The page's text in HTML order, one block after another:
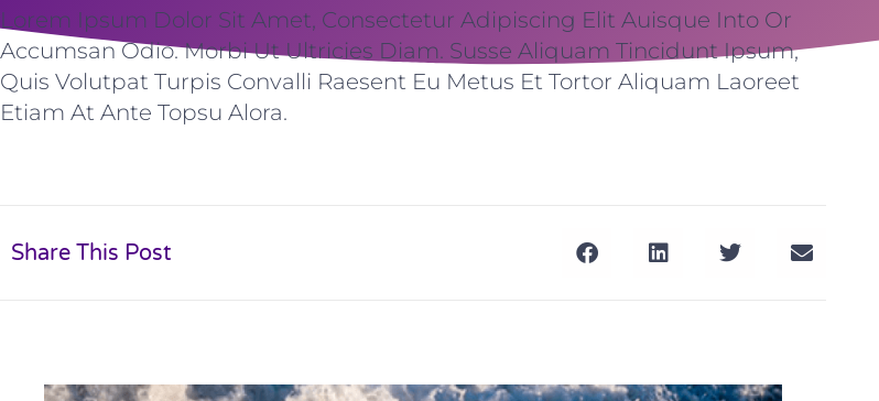
Lorem Ipsum Dolor Sit Amet, Consectetur Adipiscing Elit Auisque Into Or
Accumsan Odio. Morbi Ut Ultricies Diam. Susse Aliquam Tincidunt Ipsum,
Quis Volutpat Turpis Convalli Raesent Eu Metus Et Tortor Aliquam Laoreet
Etiam At Ante Topsu Alora.
Share This Post